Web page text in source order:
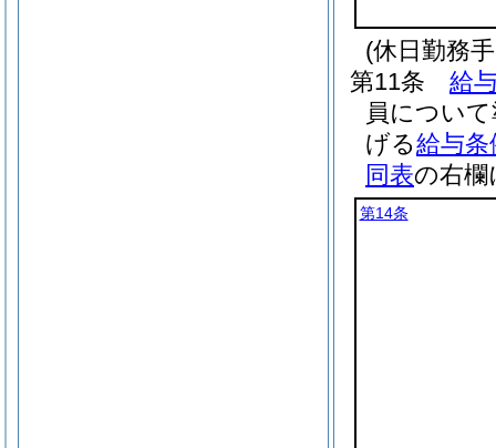
(休日勤務
第11条
給
員につい
げる給与条
同表の右欄
第14条